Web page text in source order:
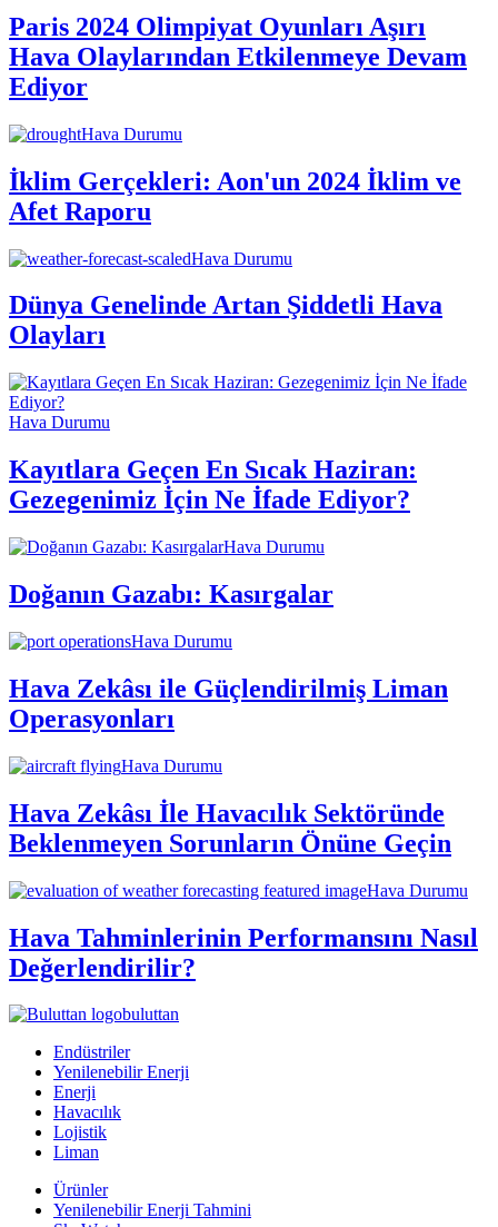
Paris 2024 Olimpiyat Oyunları Aşırı
Hava Olaylarından Etkilenmeye Devam
Ediyor
Hava Durumu
İklim Gerçekleri: Aon'un 2024 İklim ve
Afet Raporu
Hava Durumu
Dünya Genelinde Artan Şiddetli Hava
Olayları
Hava Durumu
Kayıtlara Geçen En Sıcak Haziran:
Gezegenimiz İçin Ne İfade Ediyor?
Hava Durumu
Doğanın Gazabı: Kasırgalar
Hava Durumu
Hava Zekâsı ile Güçlendirilmiş Liman
Operasyonları
Hava Durumu
Hava Zekâsı İle Havacılık Sektöründe
Beklenmeyen Sorunların Önüne Geçin
Hava Durumu
Hava Tahminlerinin Performansını Nasıl
Değerlendirilir?
buluttan
Endüstriler
Yenilenebilir Enerji
Enerji
Havacılık
Lojistik
Liman
Ürünler
Yenilenebilir Enerji Tahmini